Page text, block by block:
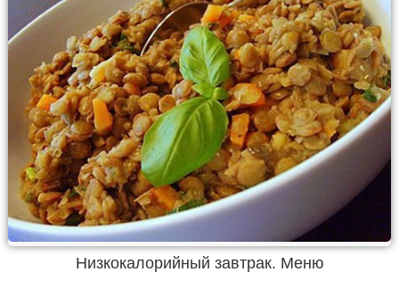
Низкокалорийный завтрак. Меню